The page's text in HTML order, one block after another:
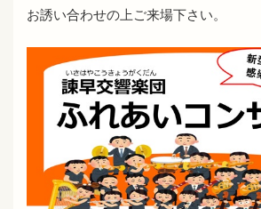
お誘い合わせの上ご来場下さい。